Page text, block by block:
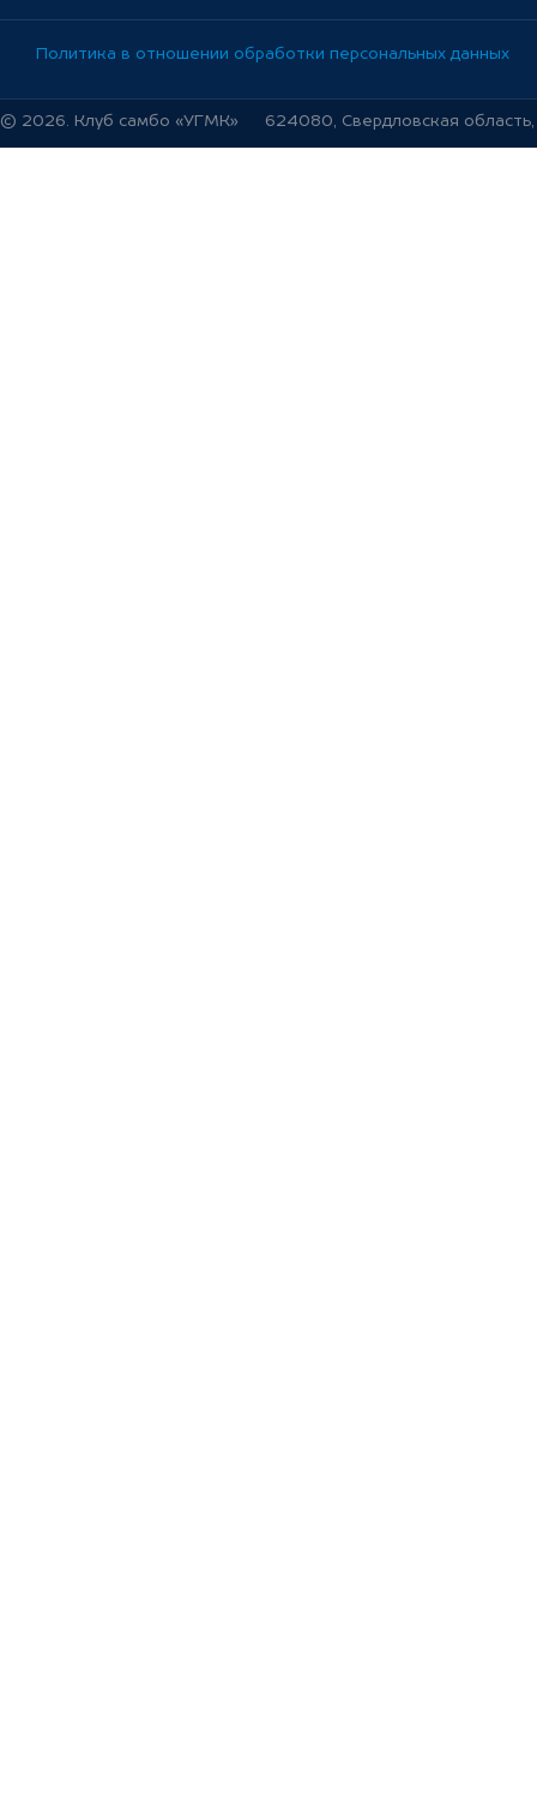
Политика в отношении обработки персональных данных
© 2026. Клуб самбо «УГМК» 624080, Свердловская